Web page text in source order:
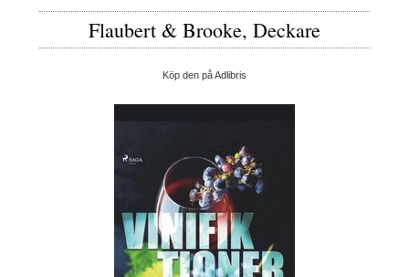
Flaubert & Brooke, Deckare
Köp den på Adlibris